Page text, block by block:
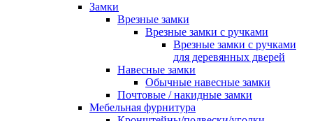
Замки
Врезные замки
Врезные замки с ручками
Врезные замки с ручками
для деревянных дверей
Навесные замки
Обычные навесные замки
Почтовые / накидные замки
Мебельная фурнитура